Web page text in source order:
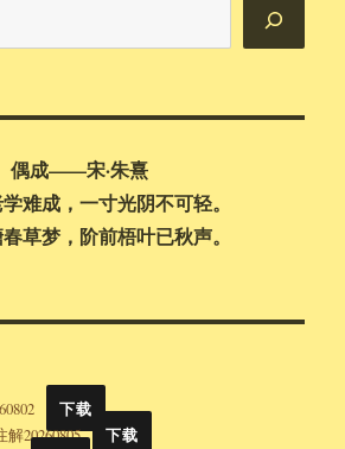
偶成——宋·朱熹
难成，一寸光阴不可轻。
草梦，阶前梧叶已秋声。
下载
20260805
下载